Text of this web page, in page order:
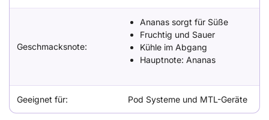
Geschmacksnote:
Ananas sorgt für Süße
Fruchtig und Sauer
Kühle im Abgang
Hauptnote: Ananas
Geeignet für: Pod Systeme und MTL-Geräte